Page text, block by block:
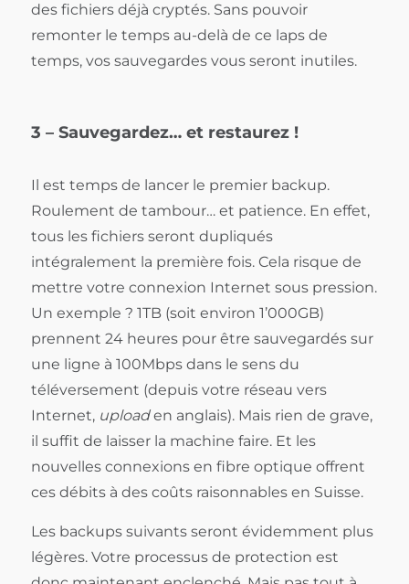
des fichiers déjà cryptés. Sans pouvoir
remonter le temps au-delà de ce laps de
temps, vos sauvegardes vous seront inutiles.
3 – Sauvegardez… et restaurez !
Il est temps de lancer le premier backup.
Roulement de tambour… et patience. En effet,
tous les fichiers seront dupliqués
intégralement la première fois. Cela risque de
mettre votre connexion Internet sous pression.
Un exemple ? 1TB (soit environ 1’000GB)
prennent 24 heures pour être sauvegardés sur
une ligne à 100Mbps dans le sens du
téléversement (depuis votre réseau vers
Internet, uploaden anglais). Mais rien de grave,
il suffit de laisser la machine faire. Et les
nouvelles connexions en fibre optique offrent
ces débits à des coûts raisonnables en Suisse.
Les backups suivants seront évidemment plus
légères. Votre processus de protection est